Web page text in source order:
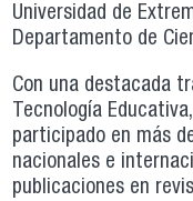
Universidad de
Departamento de
Con una destacada
Tecnología
participado en más
nacionales e
publicaciones en